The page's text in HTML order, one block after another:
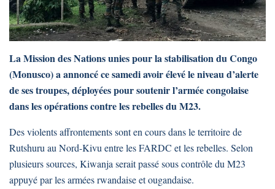
La Mission des Nations unies pour la stabilisation du Congo
(Monusco) a annoncé ce samedi avoir élevé le niveau d’alerte
de ses troupes, déployées pour soutenir l’armée congolaise
dans les opérations contre les rebelles du M23.
Des violents affrontements sont en cours dans le territoire de
Rutshuru au Nord-Kivu entre les FARDC et les rebelles. Selon
plusieurs sources, Kiwanja serait passé sous contrôle du M23
appuyé par les armées rwandaise et ougandaise.